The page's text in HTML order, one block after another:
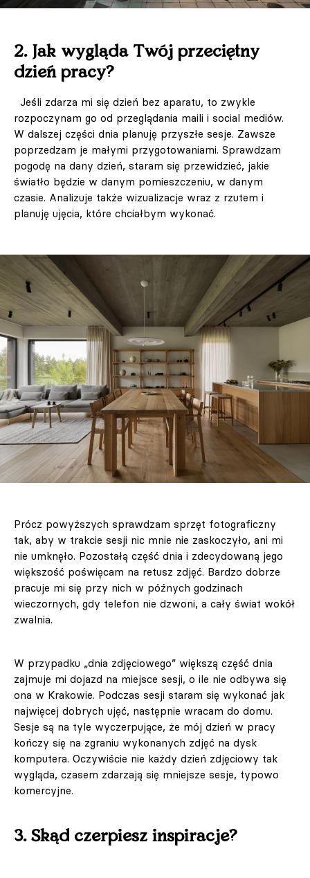
2. Jak wygląda Twój przeciętny
dzień pracy?
Jeśli zdarza mi się dzień bez aparatu, to zwykle
rozpoczynam go od przeglądania maili i social mediów.
W dalszej części dnia planuję przyszłe sesje. Zawsze
poprzedzam je małymi przygotowaniami. Sprawdzam
pogodę na dany dzień, staram się przewidzieć, jakie
światło będzie w danym pomieszczeniu, w danym
czasie. Analizuje także wizualizacje wraz z rzutem i
planuję ujęcia, które chciałbym wykonać.
Prócz powyższych sprawdzam sprzęt fotograficzny
tak, aby w trakcie sesji nic mnie nie zaskoczyło, ani mi
nie umknęło. Pozostałą część dnia i zdecydowaną jego
większość poświęcam na retusz zdjęć. Bardzo dobrze
pracuje mi się przy nich w późnych godzinach
wieczornych, gdy telefon nie dzwoni, a cały świat wokół
zwalnia.
W przypadku „dnia zdjęciowego” większą część dnia
zajmuje mi dojazd na miejsce sesji, o ile nie odbywa się
ona w Krakowie. Podczas sesji staram się wykonać jak
najwięcej dobrych ujęć, następnie wracam do domu.
Sesje są na tyle wyczerpujące, że mój dzień w pracy
kończy się na zgraniu wykonanych zdjęć na dysk
komputera. Oczywiście nie każdy dzień zdjęciowy tak
wygląda, czasem zdarzają się mniejsze sesje, typowo
komercyjne.
3. Skąd czerpiesz inspiracje?